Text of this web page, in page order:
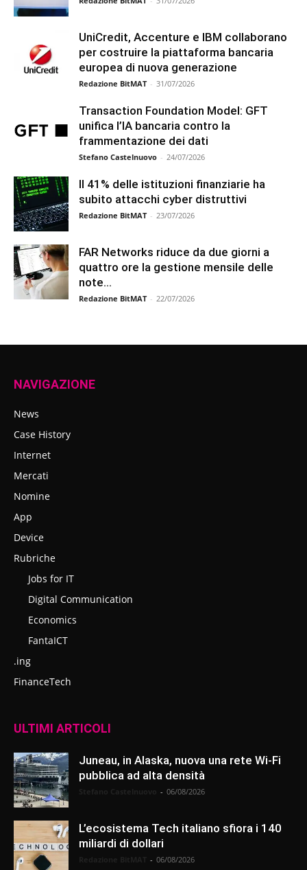
UniCredit, Accenture e IBM collaborano
per costruire la piattaforma bancaria
europea di nuova generazione
Redazione BitMAT - 31/07/2026
Transaction Foundation Model: GFT
unifica l’IA bancaria contro la
frammentazione dei dati
Stefano Castelnuovo - 24/07/2026
Il 41% delle istituzioni finanziarie ha
subito attacchi cyber distruttivi
Redazione BitMAT - 23/07/2026
FAR Networks riduce da due giorni a
quattro ore la gestione mensile delle
note...
Redazione BitMAT - 22/07/2026
NAVIGAZIONE
News
Case History
Internet
Mercati
Nomine
App
Device
Rubriche
Jobs for IT
Digital Communication
Economics
FantaICT
.ing
FinanceTech
ULTIMI ARTICOLI
Juneau, in Alaska, nuova una rete Wi-Fi
pubblica ad alta densità
- 06/08/2026
L’ecosistema Tech italiano sfiora i 140
miliardi di dollari
- 06/08/2026